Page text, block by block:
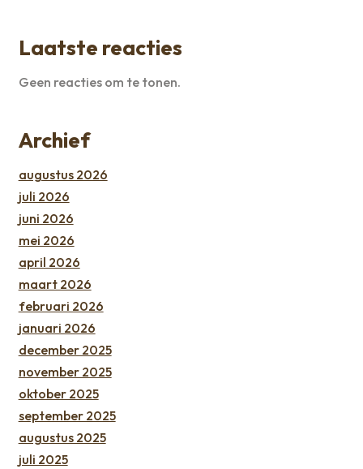
Laatste reacties
Geen reacties om te tonen.
Archief
augustus 2026
juli 2026
juni 2026
mei 2026
april 2026
maart 2026
februari 2026
januari 2026
december 2025
november 2025
oktober 2025
september 2025
augustus 2025
juli 2025